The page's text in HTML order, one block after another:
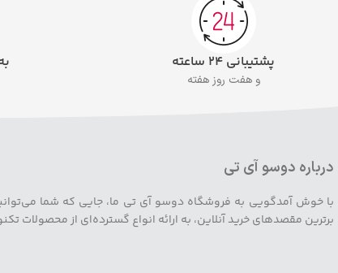
پشتیبانی ۲۴ ساعته
و هفت روز هفته
درباره دوسو آی تی
با خوش آمدگویی به فروشگاه دوسو آی تی ما، جایی که شما می‌توانید
برترین مقصدهای خرید آنلاین، به ارائه انواع گسترده‌ای از محصولات